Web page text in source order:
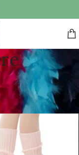
16–16 af 19 resultater